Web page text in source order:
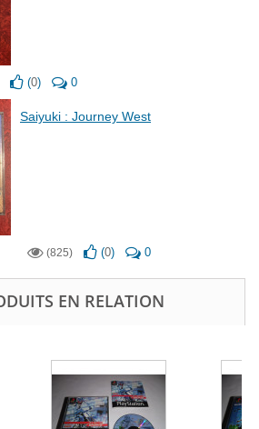
(0) 0
Saiyuki : Journey West
(825) (0) 0
EN RELATION